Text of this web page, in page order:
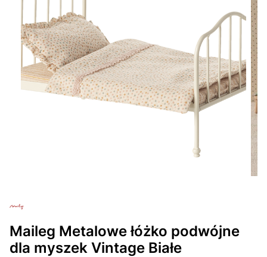
Maileg Metalowe łóżko podwójne
dla myszek Vintage Białe